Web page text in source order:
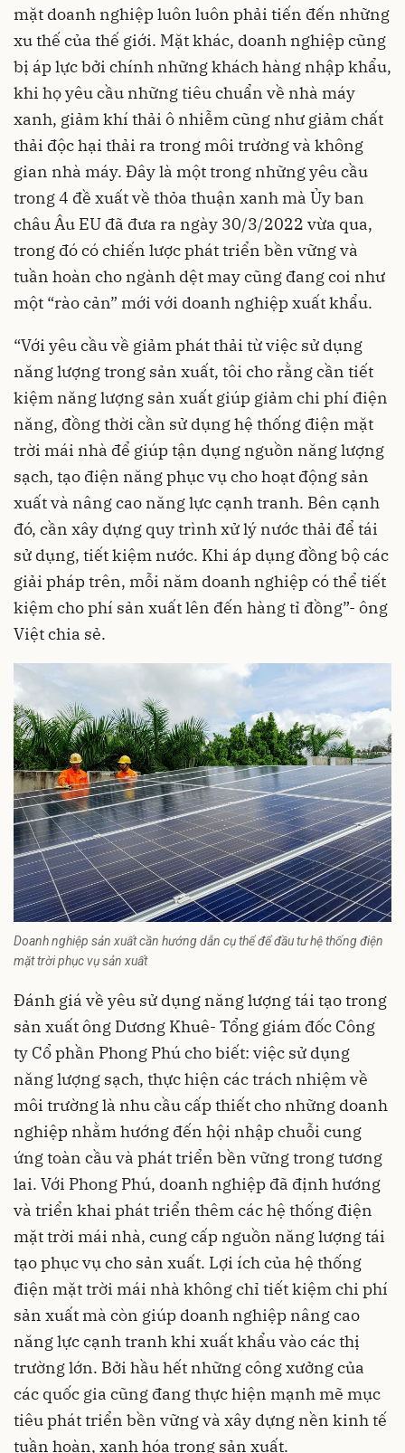
mặt doanh nghiệp luôn luôn phải tiến đến những
xu thế của thế giới. Mặt khác, doanh nghiệp cũng
bị áp lực bởi chính những khách hàng nhập khẩu,
khi họ yêu cầu những tiêu chuẩn về nhà máy
xanh, giảm khí thải ô nhiễm cũng như giảm chất
thải độc hại thải ra trong môi trường và không
gian nhà máy. Đây là một trong những yêu cầu
trong 4 đề xuất về thỏa thuận xanh mà Ủy ban
châu Âu EU đã đưa ra ngày 30/3/2022 vừa qua,
trong đó có chiến lược phát triển bền vững và
tuần hoàn cho ngành dệt may cũng đang coi như
một “rào cản” mới với doanh nghiệp xuất khẩu.
“Với yêu cầu về giảm phát thải từ việc sử dụng
năng lượng trong sản xuất, tôi cho rằng cần tiết
kiệm năng lượng sản xuất giúp giảm chi phí điện
năng, đồng thời cần sử dụng hệ thống điện mặt
trời mái nhà để giúp tận dụng nguồn năng lượng
sạch, tạo điện năng phục vụ cho hoạt động sản
xuất và nâng cao năng lực cạnh tranh. Bên cạnh
đó, cần xây dựng quy trình xử lý nước thải để tái
sử dụng, tiết kiệm nước. Khi áp dụng đồng bộ các
giải pháp trên, mỗi năm doanh nghiệp có thể tiết
kiệm cho phí sản xuất lên đến hàng tỉ đồng”- ông
Việt chia sẻ.
Doanh nghiệp sản xuất cần hướng dẫn cụ thể để đầu tư hệ thống điện
mặt trời phục vụ sản xuất
Đánh giá về yêu sử dụng năng lượng tái tạo trong
sản xuất ông Dương Khuê- Tổng giám đốc Công
ty Cổ phần Phong Phú cho biết: việc sử dụng
năng lượng sạch, thực hiện các trách nhiệm về
môi trường là nhu cầu cấp thiết cho những doanh
nghiệp nhằm hướng đến hội nhập chuỗi cung
ứng toàn cầu và phát triển bền vững trong tương
lai. Với Phong Phú, doanh nghiệp đã định hướng
và triển khai phát triển thêm các hệ thống điện
mặt trời mái nhà, cung cấp nguồn năng lượng tái
tạo phục vụ cho sản xuất. Lợi ích của hệ thống
điện mặt trời mái nhà không chỉ tiết kiệm chi phí
sản xuất mà còn giúp doanh nghiệp nâng cao
năng lực cạnh tranh khi xuất khẩu vào các thị
trường lớn. Bởi hầu hết những công xưởng của
các quốc gia cũng đang thực hiện mạnh mẽ mục
tiêu phát triển bền vững và xây dựng nền kinh tế
tuần hoàn, xanh hóa trong sản xuất.